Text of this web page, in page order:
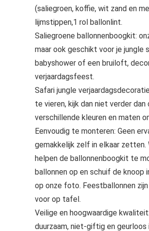
(saliegroen, koffie, wit zand en
lijmstippen,1 rol ballonlint.
Saliegroene ballonnenboogkit:
maar ook geschikt voor je
babyshower of een bruiloft,
verjaardagsfeest.
Safari jungle
te vieren, kijk dan niet verder
verschillende kleuren en maten
Eenvoudig te monteren: Geen
gemakkelijk zelf in elkaar zetten.
helpen de ballonnenboogkit te
ballonnen op en schuif de
op onze foto. Feestballonnen
voor op tafel.
Veilige en hoogwaardige
duurzaam, niet-giftig en